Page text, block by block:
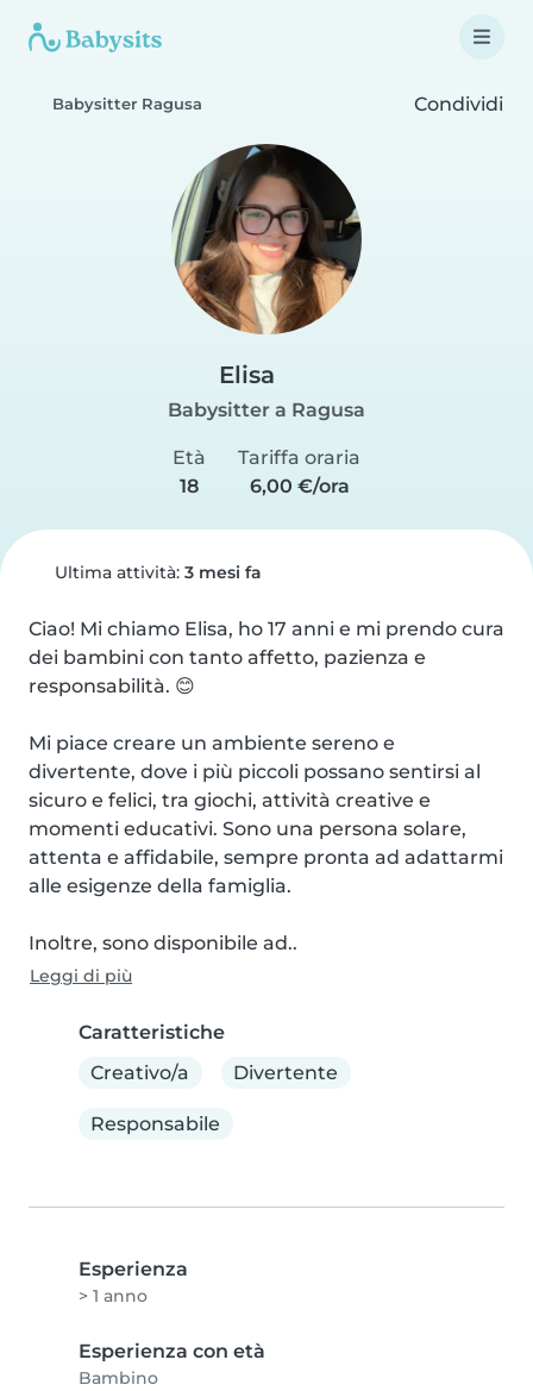
Babysitter Ragusa Condividi
Elisa
Babysitter a Ragusa
Età
18
Tariffa oraria
6,00 €/ora
Ultima attività: 3 mesi fa
Ciao! Mi chiamo Elisa, ho 17 anni e mi prendo cura
dei bambini con tanto affetto, pazienza e
responsabilità. 😊
Mi piace creare un ambiente sereno e
divertente, dove i più piccoli possano sentirsi al
sicuro e felici, tra giochi, attività creative e
momenti educativi. Sono una persona solare,
attenta e affidabile, sempre pronta ad adattarmi
alle esigenze della famiglia.
Inoltre, sono disponibile ad..
Leggi di più
Caratteristiche
Creativo/a
Divertente
Responsabile
Esperienza
> 1 anno
Esperienza con età
Bambino